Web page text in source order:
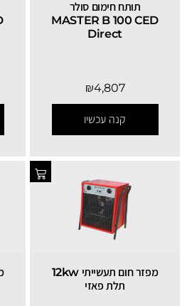
תותח חימום סולר
MASTER B 100 CED
Direct
₪4,807
קנה עכשיו
מפזר חום תעשייתי 12kw
תלת פאזי